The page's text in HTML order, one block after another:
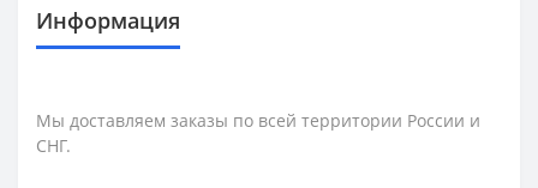
Информация
Мы доставляем заказы по всей территории России и
СНГ.